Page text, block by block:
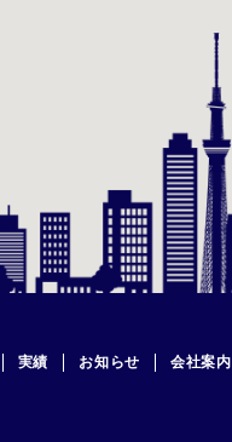
実績 お知らせ 会社案内